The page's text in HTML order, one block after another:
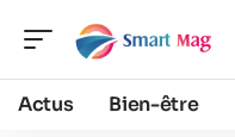
Actus Bien-être